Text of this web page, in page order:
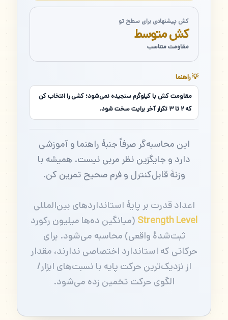
کش پیشنهادی برای سطح تو
کش متوسط
مقاومت متناسب
💡 راهنما
مقاومت کش با کیلوگرم سنجیده نمی‌شود؛ کشی را انتخاب کن
که ۲ تا ۳ تکرار آخر برایت سخت شود.
این محاسبه‌گر صرفاً جنبهٔ راهنما و آموزشی
دارد و جایگزین نظر مربی نیست. همیشه با
وزنهٔ قابل‌کنترل و فرم صحیح تمرین کن.
اعداد قدرت بر پایهٔ استانداردهای بین‌المللی
Strength Level (میانگین ده‌ها میلیون رکورد
ثبت‌شدهٔ واقعی) محاسبه می‌شود. برای
حرکاتی که استاندارد اختصاصی ندارند، مقدار
از نزدیک‌ترین حرکت پایه با نسبت‌های ابزار/
الگوی حرکت تخمین زده می‌شود.